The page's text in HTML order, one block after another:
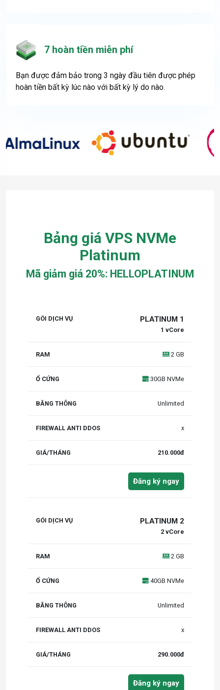
7 hoàn tiền miễn phí
Bạn được đảm bảo trong 3 ngày đầu tiên được phép
hoàn tiền bất kỳ lúc nào với bất kỳ lý do nào.
Bảng giá VPS NVMe
Platinum
Mã giảm giá 20%: HELLOPLATINUM
CPU RAM
BĂNG
THÔNG
ANTI
DDOS
PLATINUM 1
1 vCore
2 GB
30GB NVMe
Unlimited
x
210.000đ
Đăng ký ngay
PLATINUM 2
2 vCore
2 GB
40GB NVMe
Unlimited
x
290.000đ
Đăng ký ngay